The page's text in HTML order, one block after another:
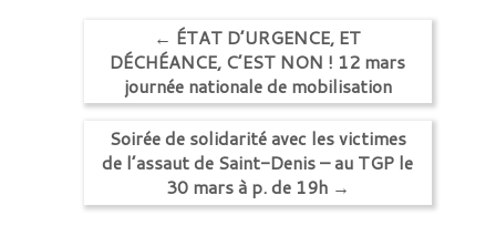
← ÉTAT D’URGENCE, ET
DÉCHÉANCE, C’EST NON ! 12 mars
journée nationale de mobilisation
Soirée de solidarité avec les victimes
de l’assaut de Saint-Denis – au TGP le
30 mars à p. de 19h →